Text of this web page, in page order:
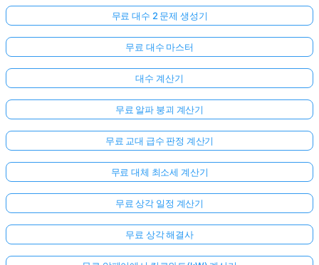
무료 대수 2 문제 생성기
무료 대수 마스터
대수 계산기
무료 알파 붕괴 계산기
무료 교대 급수 판정 계산기
무료 대체 최소세 계산기
무료 상각 일정 계산기
무료 상각 해결사